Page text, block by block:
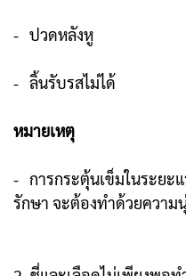
- ปวดหลังหู
- ลิ้นรับรสไม่ได้
หมายเหตุ
- การกระตุ้นเข็มในระยะ
รักษา จะต้องทำด้วยความ